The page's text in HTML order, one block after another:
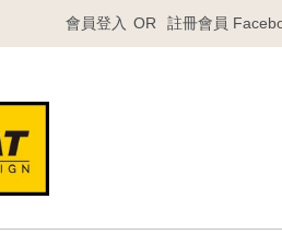
會員登入 OR 註冊會員